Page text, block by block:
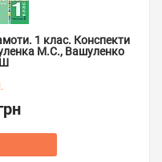
1 клас. Конспекти
М.С., Вашуленко